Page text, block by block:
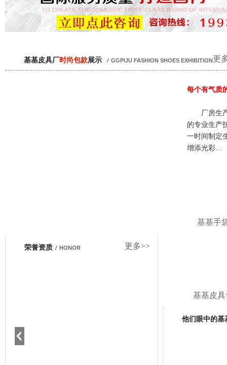
更
基基皮具厂时尚包款展示 / GGPIJU FASHION SHOES EXHIBITION
每个有气质
厂房生
的专业生产
一时间制定
增添光彩…
基基手
基基皮
更多>>
荣誉资质 / HONOR
他们眼中的基